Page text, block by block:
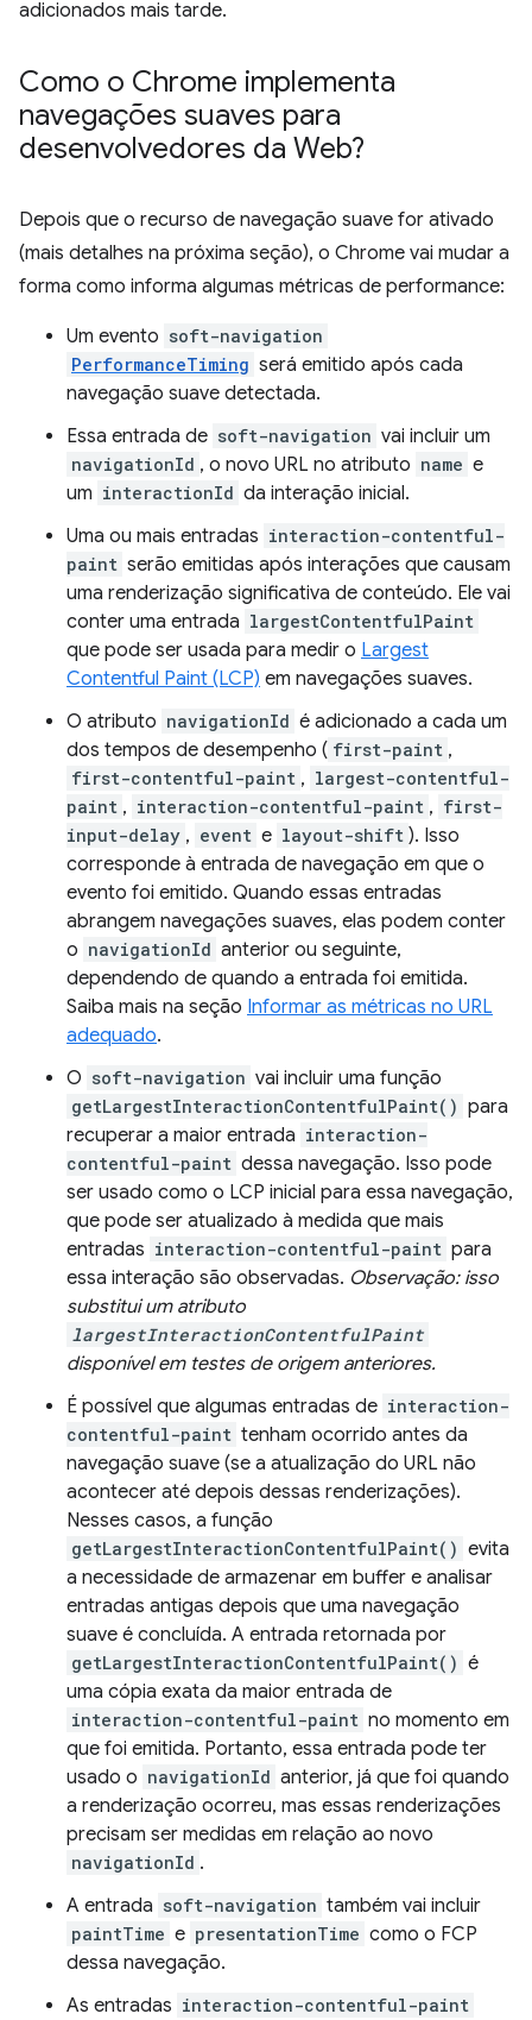
adicionados mais tarde.
Como o Chrome implementa
navegações suaves para
desenvolvedores da Web?
Depois que o recurso de navegação suave for ativado
(mais detalhes na próxima seção), o Chrome vai mudar a
forma como informa algumas métricas de performance:
Um evento soft-navigation
PerformanceTiming será emitido após cada
navegação suave detectada.
Essa entrada de soft-navigation vai incluir um
navigationId , o novo URL no atributo name e
um interactionId da interação inicial.
Uma ou mais entradas interaction-contentful-
paint serão emitidas após interações que causam
uma renderização significativa de conteúdo. Ele vai
conter uma entrada largestContentfulPaint
que pode ser usada para medir o Largest
Contentful Paint (LCP) em navegações suaves.
O atributo navigationId é adicionado a cada um
dos tempos de desempenho ( first-paint ,
first-contentful-paint , largest-contentful-
paint , interaction-contentful-paint , first-
input-delay , event e layout-shift ). Isso
corresponde à entrada de navegação em que o
evento foi emitido. Quando essas entradas
abrangem navegações suaves, elas podem conter
o navigationId anterior ou seguinte,
dependendo de quando a entrada foi emitida.
Saiba mais na seção Informar as métricas no URL
adequado.
O soft-navigation vai incluir uma função
getLargestInteractionContentfulPaint() para
recuperar a maior entrada interaction-
contentful-paint dessa navegação. Isso pode
ser usado como o LCP inicial para essa navegação,
que pode ser atualizado à medida que mais
entradas interaction-contentful-paint para
essa interação são observadas. Observação: isso
substitui um atributo
largestInteractionContentfulPaint
disponível em testes de origem anteriores.
É possível que algumas entradas de interaction-
contentful-paint tenham ocorrido antes da
navegação suave (se a atualização do URL não
acontecer até depois dessas renderizações).
Nesses casos, a função
getLargestInteractionContentfulPaint() evita
a necessidade de armazenar em buffer e analisar
entradas antigas depois que uma navegação
suave é concluída. A entrada retornada por
getLargestInteractionContentfulPaint() é
uma cópia exata da maior entrada de
interaction-contentful-paint no momento em
que foi emitida. Portanto, essa entrada pode ter
usado o navigationId anterior, já que foi quando
a renderização ocorreu, mas essas renderizações
precisam ser medidas em relação ao novo
navigationId .
A entrada soft-navigation também vai incluir
paintTime e presentationTime como o FCP
dessa navegação.
As entradas interaction-contentful-paint